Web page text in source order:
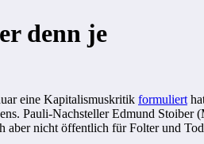
denn je
eine Kapitalismuskritik formuliert
Pauli-Nachsteller Edmund
aber nicht öffentlich für Folter und